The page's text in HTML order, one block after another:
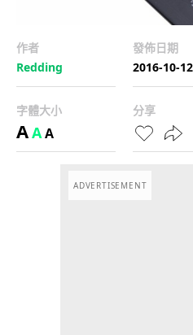
作者
Redding
發佈日期
2016-10-12
字體大小
AAA
分享
ADVERTISEMENT